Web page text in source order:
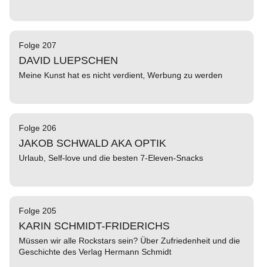
Folge 207
DAVID LUEPSCHEN
Meine Kunst hat es nicht verdient, Werbung zu werden
Folge 206
JAKOB SCHWALD AKA OPTIK
Urlaub, Self-love und die besten 7-Eleven-Snacks
Folge 205
KARIN SCHMIDT-FRIDERICHS
Müssen wir alle Rockstars sein? Über Zufriedenheit und die
Geschichte des Verlag Hermann Schmidt